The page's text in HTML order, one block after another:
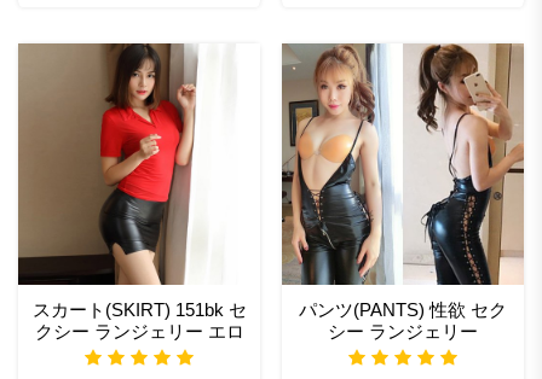
スカート(SKIRT) 151bk セ
クシー ランジェリー エロ
パンツ(PANTS) 性欲 セク
シー ランジェリー